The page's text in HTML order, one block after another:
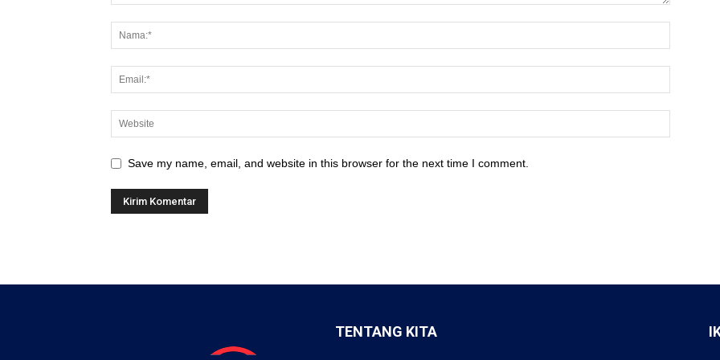
Save my name, email, and website in this browser for the next time I comment.
TENTANG KITA